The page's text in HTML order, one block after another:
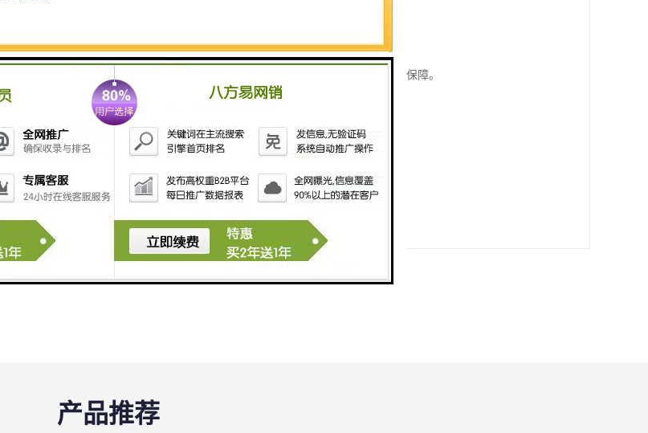
和低温等离子体消毒方向，进一步提升处理效能。
对保护黄河三角洲湿地生态环境具有积极意义，为科研机构的绿色运营提供技术保障。
备
备
产品推荐